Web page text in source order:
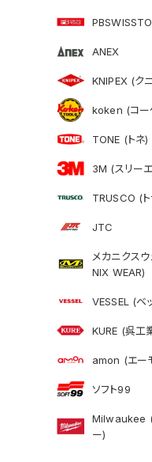
ANEX
KNIPEX (ク
koken (コー
TONE (トネ)
3M (スリー
TRUSCO (ト
JTC
メカニクス
NIX WEAR)
VESSEL (ベ
KURE (呉工
amon (エー
ソフト99
Milwaukee
ー)